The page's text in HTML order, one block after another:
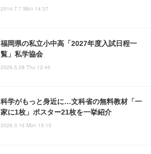
2014.7.7 Mon 14:37
福岡県の私立小中高「2027年度入試日程一
覧」私学協会
2026.5.28 Thu 12:45
科学がもっと身近に…文科省の無料教材「一
家に1枚」ポスター21枚を一挙紹介
2026.3.16 Mon 15:15